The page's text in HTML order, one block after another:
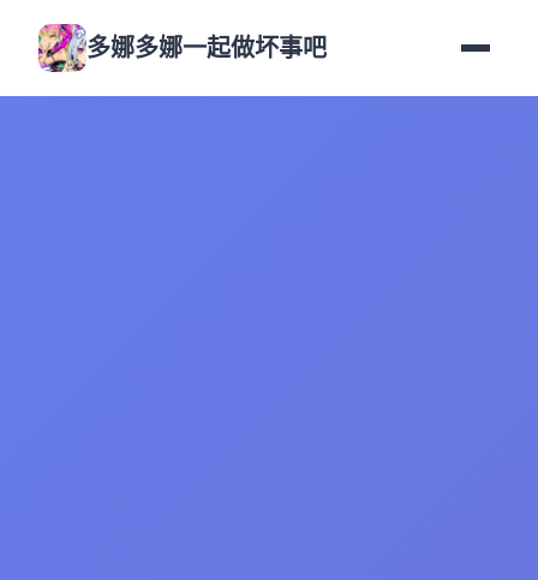
多娜多娜一起做坏事吧